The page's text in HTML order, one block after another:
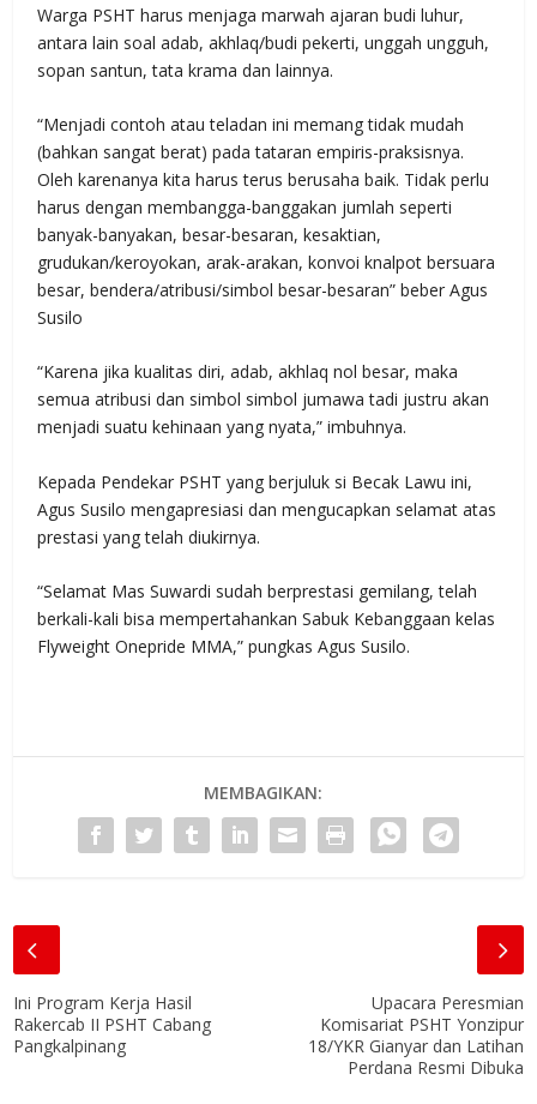
Warga PSHT harus menjaga marwah ajaran budi luhur,
antara lain soal adab, akhlaq/budi pekerti, unggah ungguh,
sopan santun, tata krama dan lainnya.
“Menjadi contoh atau teladan ini memang tidak mudah
(bahkan sangat berat) pada tataran empiris-praksisnya.
Oleh karenanya kita harus terus berusaha baik. Tidak perlu
harus dengan membangga-banggakan jumlah seperti
banyak-banyakan, besar-besaran, kesaktian,
grudukan/keroyokan, arak-arakan, konvoi knalpot bersuara
besar, bendera/atribusi/simbol besar-besaran” beber Agus
Susilo
“Karena jika kualitas diri, adab, akhlaq nol besar, maka
semua atribusi dan simbol simbol jumawa tadi justru akan
menjadi suatu kehinaan yang nyata,” imbuhnya.
Kepada Pendekar PSHT yang berjuluk si Becak Lawu ini,
Agus Susilo mengapresiasi dan mengucapkan selamat atas
prestasi yang telah diukirnya.
“Selamat Mas Suwardi sudah berprestasi gemilang, telah
berkali-kali bisa mempertahankan Sabuk Kebanggaan kelas
Flyweight Onepride MMA,” pungkas Agus Susilo.
MEMBAGIKAN:
Ini Program Kerja Hasil
Rakercab II PSHT Cabang
Pangkalpinang
Upacara Peresmian
Komisariat PSHT Yonzipur
18/YKR Gianyar dan Latihan
Perdana Resmi Dibuka